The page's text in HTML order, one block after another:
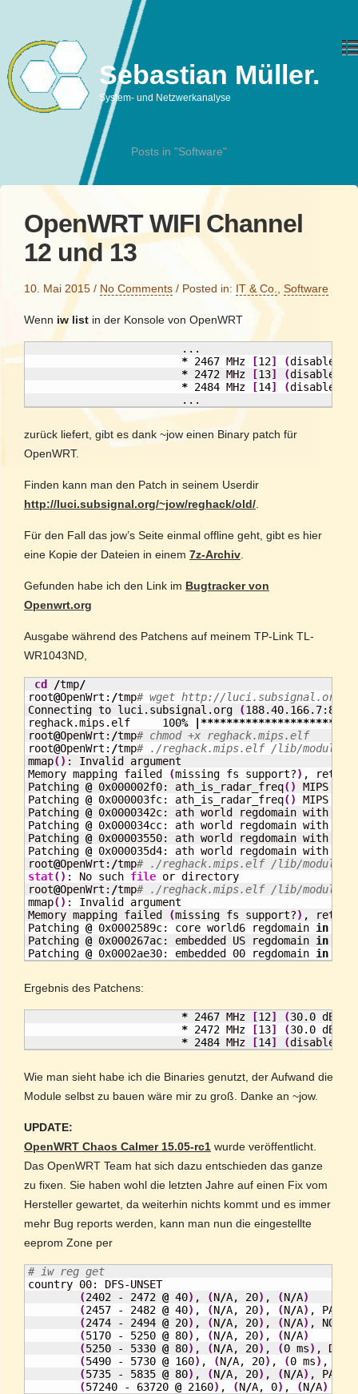
Sebastian Müller.
System- und Netzwerkanalyse
Posts in "Software"
OpenWRT WIFI Channel
12 und 13
10. Mai 2015 / No Comments / Posted in: IT & Co. Software
Wenn iw list in der Konsole von OpenWRT
                        ...
* 2467 MHz [12] (disabled
* 2472 MHz [13] (disabled
* 2484 MHz [14] (disabled
                        ...
zurück liefert, gibt es dank ~jow einen Binary patch für
OpenWRT.
Finden kann man den Patch in seinem Userdir
http://luci.subsignal.org/~jow/reghack/old/
Für den Fall das jow’s Seite einmal offline geht, gibt es hier
eine Kopie der Dateien in einem 7z-Archiv
Gefunden habe ich den Link im Bugtracker von
Openwrt.org
Ausgabe während des Patchens auf meinem TP-Link TL-
WR1043ND,
cd /tmp/
root@OpenWrt: /tmp# wget http://luci.subsignal.org/
Connecting to luci.subsignal.org
(188.40.166.7: 80
reghack.mips.elf 100%
root@OpenWrt: /tmp# chmod +x reghack.mips.elf
root@OpenWrt: /tmp# ./reghack.mips.elf /lib/modules/
mmap( ) : Invalid argument
Memory mapping failed
(missing fs support?) ,
Patching @ 0x000002f0: ath_is_radar_freq( )
MIPS
Patching @ 0x000003fc: ath_is_radar_freq()
MIPS
Patching @ 0x0000342c: ath world regdomain with
Patching @ 0x000034cc: ath world regdomain with
Patching @ 0x00003550: ath world regdomain with
Patching @ 0x000035d4: ath world regdomain with
root@OpenWrt: /tmp# ./reghack.mips.elf /lib/modules/
stat() : No such file or directory
root@OpenWrt: /tmp# ./reghack.mips.elf /lib/modules/
mmap() : Invalid argument
Memory mapping failed
(missing fs support?) ,
Patching @ 0x0002589c: core world6 regdomain in
Patching @ 0x000267ac: embedded US regdomain in
Patching @ 0x0002ae30: embedded 00 regdomain in
Ergebnis des Patchens:
* 2467 MHz [12] (30.0 dBm
* 2472 MHz [13] (30.0 dBm
* 2484 MHz [14] (disabled
Wie man sieht habe ich die Binaries genutzt, der Aufwand die
Module selbst zu bauen wäre mir zu groß. Danke an ~jow.
UPDATE:
OpenWRT Chaos Calmer 15.05-rc1 wurde veröffentlicht.
Das OpenWRT Team hat sich dazu entschieden das ganze
zu fixen. Sie haben wohl die letzten Jahre auf einen Fix vom
Hersteller gewartet, da weiterhin nichts kommt und es immer
mehr Bug reports werden, kann man nun die eingestellte
eeprom Zone per
# iw reg get
country 00: DFS-UNSET
(2402 - 2472 @ 40) , (N/A, 20) , (N/A)
(2457 - 2482 @ 40) , (N/A, 20) , (N/A) ,
(2474 - 2494 @ 20) , (N/A, 20) , (N/A) , NO-
(5170 - 5250 @ 80) , (N/A, 20) , (N/A)
(5250 - 5330 @ 80) , (N/A, 20) , (0 ms) , DFS,
(5490 - 5730 @ 160) , (N/A, 20) , (0 ms) ,
(5735 - 5835 @ 80) , (N/A, 20) , (N/A) ,
(57240 - 63720 @ 2160) , (N/A, 0) , (N/A)